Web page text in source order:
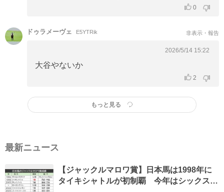
0
ドゥラメーヴェ E5YTRik 非表示・報告
2026/5/14 15:22
大谷やないか
2
もっと見る
最新ニュース
【ジャックルマロワ賞】日本馬は1998年に
タイキシャトルが初制覇 今年はシックスペ